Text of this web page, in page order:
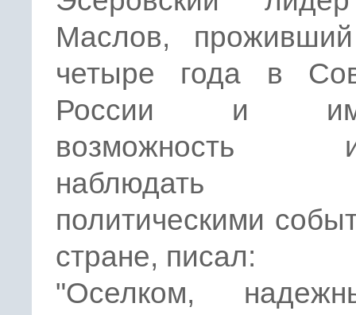
Маслов,
четыре года в
России и
возможность
политическими
стране, писал:
"Оселком,